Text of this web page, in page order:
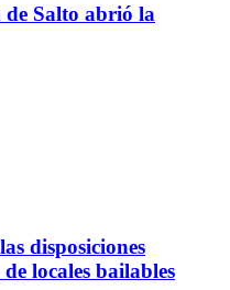
Salto abrió la
disposiciones
locales bailables